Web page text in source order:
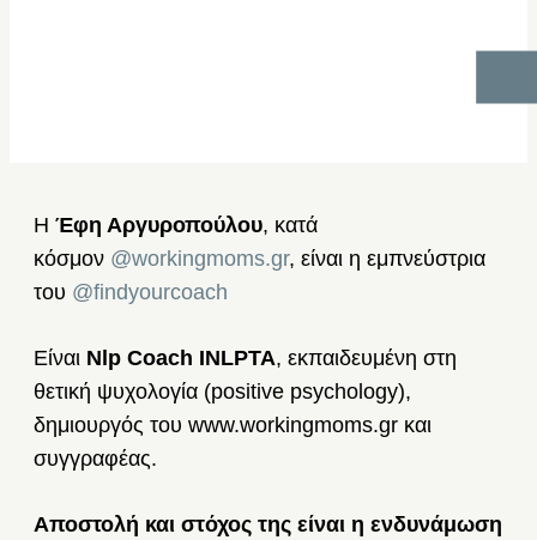
Η Έφη Αργυροπούλου, κατά
κόσμον @workingmoms.gr, είναι η εμπνεύστρια
του @findyourcoach
Είναι Nlp Coach INLPTA, εκπαιδευμένη στη
θετική ψυχολογία (positive psychology),
δημιουργός του www.workingmoms.gr και
συγγραφέας.
Αποστολή και στόχος της είναι η ενδυνάμωση